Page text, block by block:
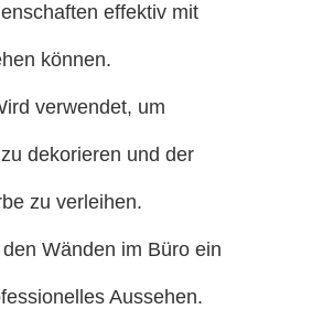
effektiv mit
können.
verwendet, um
dekorieren und der
zu verleihen.
Wänden im Büro ein
Aussehen.